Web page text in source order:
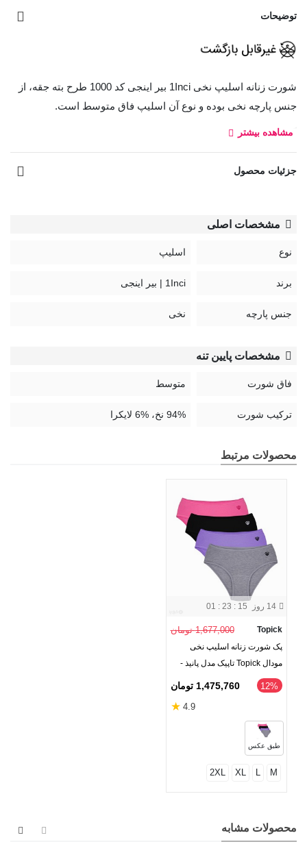
توضیحات
شورت زنانه اسلیپ نخی 1Inci بیر اینجی کد 1000 طرح بته جقه، از
جنس پارچه نخی بوده و نوع آن اسلیپ فاق متوسط است.
کد:
1000
مشاهده بیشتر
جزئیات محصول
مشخصات اصلی
نوع اسلیپ
برند 1Inci | بیر اینجی
جنس پارچه نخی
مشخصات پایین تنه
فاق شورت متوسط
ترکیب شورت 94% نخ، %6 لایکرا
محصولات مرتبط
14 روز 01 : 23 : 15
Topick 1,677,000 تومان
پک شورت زنانه اسلیپ نخی
مودال Topick تاپیک مدل پانیذ -
بسته 4 عددی
‎12% 1,475,760 تومان
4.9
★
طبق عکس
M
L
XL
2XL
محصولات مشابه